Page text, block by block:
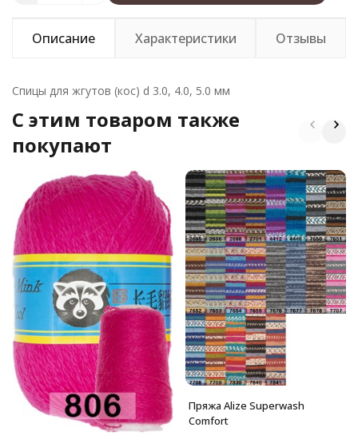
Описание Характеристики Отзывы
Спицы для жгутов (кос) d 3.0, 4.0, 5.0 мм
C этим товаром также
покупают
Пряжа Alize Superwash
Comfort